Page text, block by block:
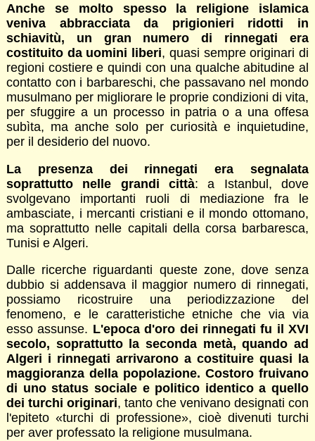
Anche se molto spesso la religione islamica
veniva abbracciata da prigionieri ridotti in
schiavitù, un gran numero di rinnegati era
costituito da uomini liberi, quasi sempre originari di
regioni costiere e quindi con una qualche abitudine al
contatto con i barbareschi, che passavano nel mondo
musulmano per migliorare le proprie condizioni di vita,
per sfuggire a un processo in patria o a una offesa
subìta, ma anche solo per curiosità e inquietudine,
per il desiderio del nuovo.
La presenza dei rinnegati era segnalata
soprattutto nelle grandi città: a Istanbul, dove
svolgevano importanti ruoli di mediazione fra le
ambasciate, i mercanti cristiani e il mondo ottomano,
ma soprattutto nelle capitali della corsa barbaresca,
Tunisi e Algeri.
Dalle ricerche riguardanti queste zone, dove senza
dubbio si addensava il maggior numero di rinnegati,
possiamo ricostruire una periodizzazione del
fenomeno, e le caratteristiche etniche che via via
esso assunse. L'epoca d'oro dei rinnegati fu il XVI
secolo, soprattutto la seconda metà, quando ad
Algeri i rinnegati arrivarono a costituire quasi la
maggioranza della popolazione. Costoro fruivano
di uno status sociale e politico identico a quello
dei turchi originari, tanto che venivano designati con
l'epiteto «turchi di professione», cioè divenuti turchi
per aver professato la religione musulmana.